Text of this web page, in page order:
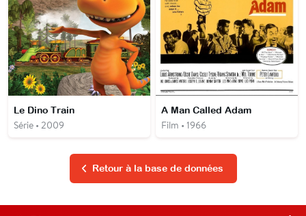
Le Dino Train
Série • 2009
A Man Called Adam
Film • 1966
Retour à la base de données